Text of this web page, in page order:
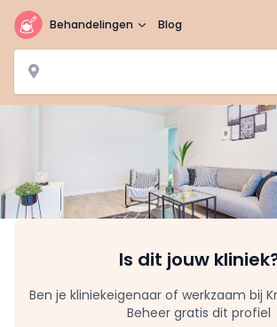
Behandelingen Blog
Is dit jouw
Ben je kliniekeigenaar of werkzaam bij
Beheer gratis dit profiel